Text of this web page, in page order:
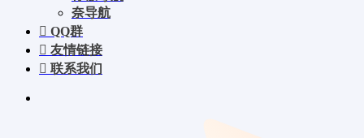
奈导航
QQ群
友情链接
联系我们